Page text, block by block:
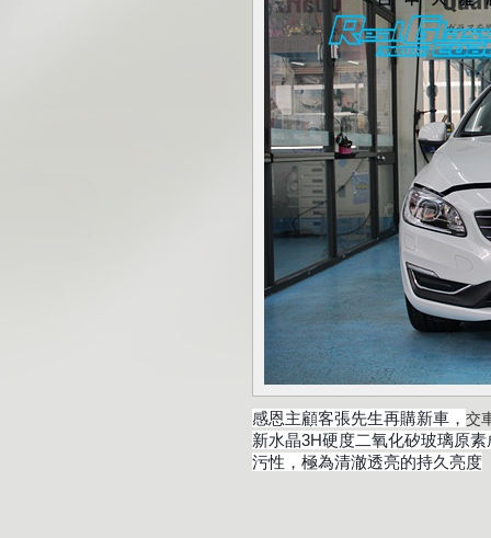
感恩主顧客張先生再購新車， 交
新水晶3H硬度二氧化矽玻璃原
污性，極為清澈透亮的持久亮度